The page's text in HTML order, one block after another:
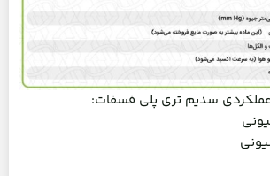
سدیم تری پلی فسفات: